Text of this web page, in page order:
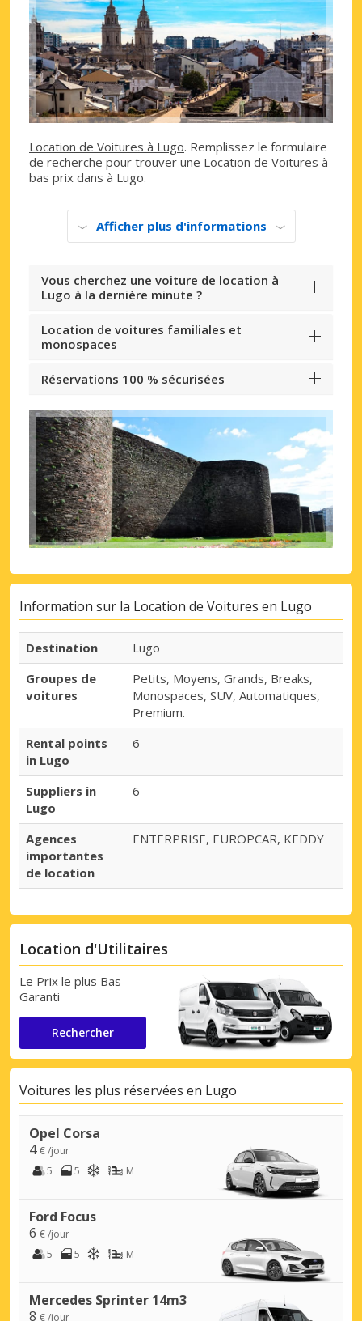
Location de Voitures à Lugo. Remplissez le formulaire
de recherche pour trouver une Location de Voitures à
bas prix dans à Lugo.
Afficher plus d'informations
Vous cherchez une voiture de location à
Lugo à la dernière minute ?
Location de voitures familiales et
monospaces
Réservations 100 % sécurisées
Information sur la Location de Voitures en Lugo
Destination
Lugo
Groupes de
voitures
Petits, Moyens, Grands, Breaks,
Monospaces, SUV, Automatiques,
Premium.
Rental points
in Lugo
6
Suppliers in
Lugo
6
Agences
importantes
de location
ENTERPRISE, EUROPCAR, KEDDY
Location d'Utilitaires
Le Prix le plus Bas
Garanti
Rechercher
Voitures les plus réservées en Lugo
Opel Corsa
4€ /jour
5
5 M
Ford Focus
6 € /jour
5
5 M
Mercedes Sprinter 14m3
8 € /jour